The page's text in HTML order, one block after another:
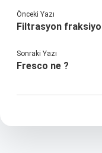
Önceki Yazı
Filtrasyon
Sonraki Yazı
Fresco ne ?